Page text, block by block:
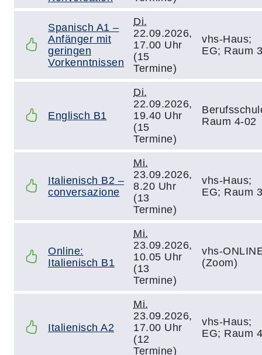
Spanisch A1 –
Anfänger mit
geringen
Vorkenntnissen
Di.
22.09.2026,
17.00 Uhr
(15
Termine)
vhs-Haus;
EG; Raum 3
Englisch B1
Di.
22.09.2026,
19.40 Uhr
(15
Termine)
Raum 4-02
Italienisch B2 –
conversazione
Mi.
23.09.2026,
8.20 Uhr
(13
Termine)
vhs-Haus;
EG; Raum 3
Online:
Italienisch B1
Mi.
23.09.2026,
10.05 Uhr
(13
Termine)
vhs-
(Zoom)
Italienisch A2
Mi.
23.09.2026,
17.00 Uhr
(12
Termine)
vhs-Haus;
EG; Raum 4